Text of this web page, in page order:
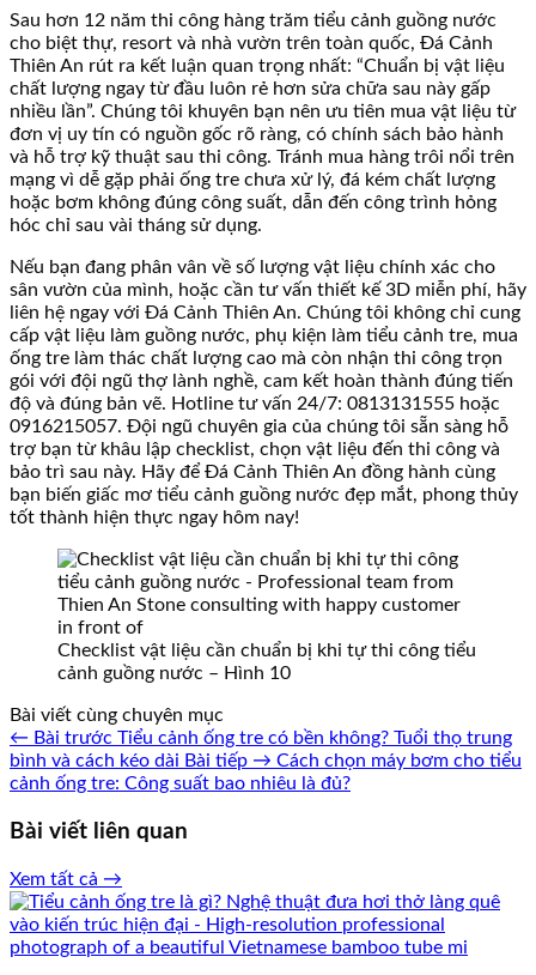
Sau hơn 12 năm thi công hàng trăm tiểu cảnh guồng nước
cho biệt thự, resort và nhà vườn trên toàn quốc, Đá Cảnh
Thiên An rút ra kết luận quan trọng nhất: “Chuẩn bị vật liệu
chất lượng ngay từ đầu luôn rẻ hơn sửa chữa sau này gấp
nhiều lần”. Chúng tôi khuyên bạn nên ưu tiên mua vật liệu từ
đơn vị uy tín có nguồn gốc rõ ràng, có chính sách bảo hành
và hỗ trợ kỹ thuật sau thi công. Tránh mua hàng trôi nổi trên
mạng vì dễ gặp phải ống tre chưa xử lý, đá kém chất lượng
hoặc bơm không đúng công suất, dẫn đến công trình hỏng
hóc chỉ sau vài tháng sử dụng.
Nếu bạn đang phân vân về số lượng vật liệu chính xác cho
sân vườn của mình, hoặc cần tư vấn thiết kế 3D miễn phí, hãy
liên hệ ngay với Đá Cảnh Thiên An. Chúng tôi không chỉ cung
cấp vật liệu làm guồng nước, phụ kiện làm tiểu cảnh tre, mua
ống tre làm thác chất lượng cao mà còn nhận thi công trọn
gói với đội ngũ thợ lành nghề, cam kết hoàn thành đúng tiến
độ và đúng bản vẽ. Hotline tư vấn 24/7: 0813131555 hoặc
0916215057. Đội ngũ chuyên gia của chúng tôi sẵn sàng hỗ
trợ bạn từ khâu lập checklist, chọn vật liệu đến thi công và
bảo trì sau này. Hãy để Đá Cảnh Thiên An đồng hành cùng
bạn biến giấc mơ tiểu cảnh guồng nước đẹp mắt, phong thủy
tốt thành hiện thực ngay hôm nay!
Checklist vật liệu cần chuẩn bị khi tự thi công tiểu
cảnh guồng nước – Hình 10
Bài viết cùng chuyên mục
← Bài trước Tiểu cảnh ống tre có bền không? Tuổi thọ trung
bình và cách kéo dài Bài tiếp → Cách chọn máy bơm cho tiểu
cảnh ống tre: Công suất bao nhiêu là đủ?
Bài viết liên quan
Xem tất cả →